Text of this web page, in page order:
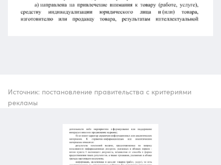
Источник: постановление правительства с критериями
рекламы